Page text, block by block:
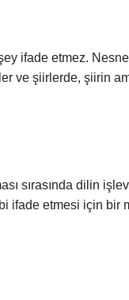
ifade etmez. Nesne
ve şiirlerde, şiirin
sırasında dilin
ifade etmesi için bir